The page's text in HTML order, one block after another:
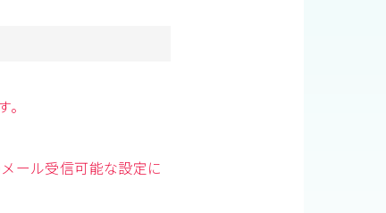
ール受信可能な設定に